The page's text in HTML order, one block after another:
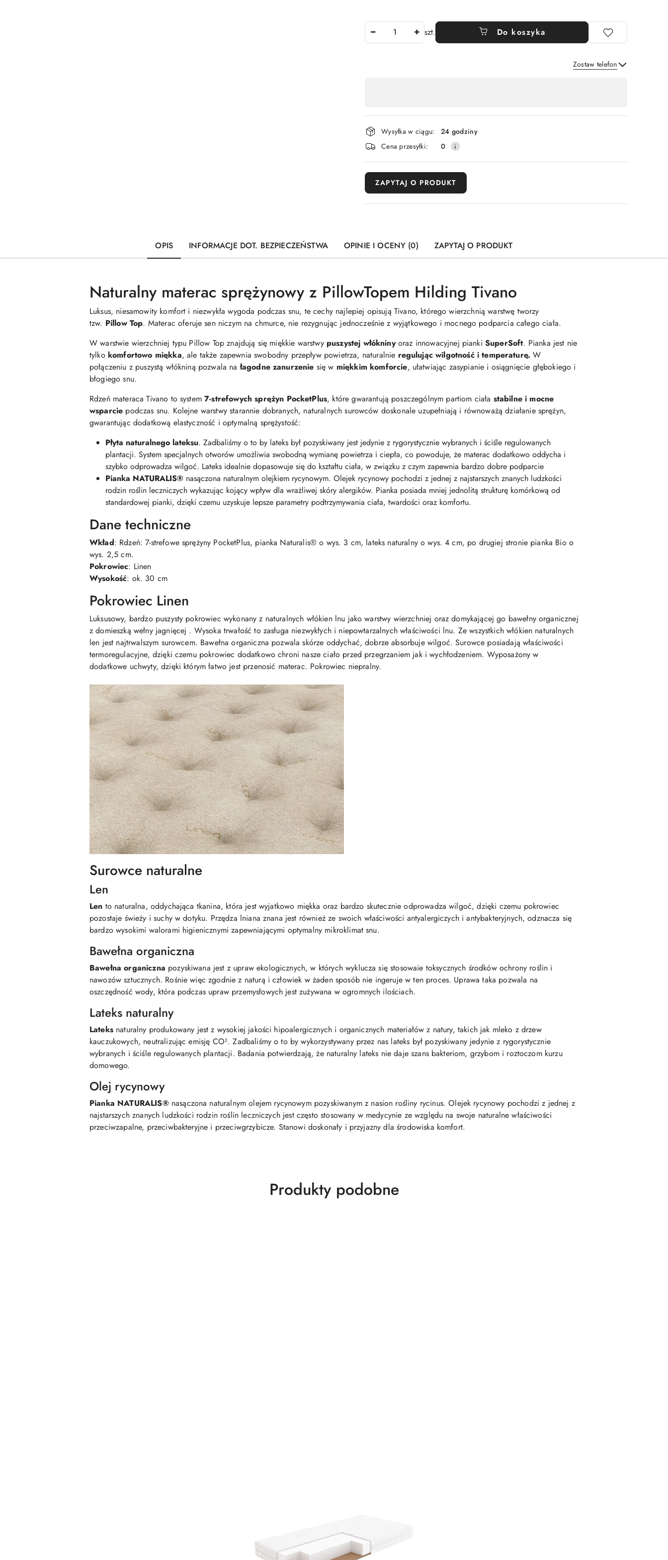
szt. Do koszyka
Zostaw telefon
płatność
i
dostawa
Wysyłka w ciągu:
24 godziny
Cena przesyłki:
0
ZAPYTAJ O PRODUKT
OPIS INFORMACJE DOT. BEZPIECZEŃSTWA OPINIE I OCENY (0) ZAPYTAJ O PRODUKT
Naturalny materac sprężynowy z PillowTopem Hilding Tivano
Luksus, niesamowity komfort i niezwykła wygoda podczas snu, te cechy najlepiej opisują Tivano, którego wierzchnią warstwę tworzy
tzw. Pillow Top. Materac oferuje sen niczym na chmurce, nie rezygnując jednocześnie z wyjątkowego i mocnego podparcia całego ciała.
W warstwie wierzchniej typu Pillow Top znajdują się miękkie warstwy puszystej włókniny oraz innowacyjnej pianki SuperSoft. Pianka jest nie
tylko komfortowo miękka, ale także zapewnia swobodny przepływ powietrza, naturalnie regulując wilgotność i temperaturę. W
połączeniu z puszystą włókniną pozwala na łagodne zanurzenie się w miękkim komforcie, ułatwiając zasypianie i osiągnięcie głębokiego i
błogiego snu.
Rdzeń materaca Tivano to system 7-strefowych sprężyn PocketPlus, które gwarantują poszczególnym partiom ciała stabilne i mocne
wsparcie podczas snu. Kolejne warstwy starannie dobranych, naturalnych surowców doskonale uzupełniają i równoważą działanie sprężyn,
gwarantując dodatkową elastyczność i optymalną sprężystość:
Płyta naturalnego lateksu. Zadbaliśmy o to by lateks był pozyskiwany jest jedynie z rygorystycznie wybranych i ściśle regulowanych
plantacji. System specjalnych otworów umożliwia swobodną wymianę powietrza i ciepła, co powoduje, że materac dodatkowo oddycha i
szybko odprowadza wilgoć. Lateks idealnie dopasowuje się do kształtu ciała, w związku z czym zapewnia bardzo dobre podparcie
Pianka NATURALIS® nasączona naturalnym olejkiem rycynowym. Olejek rycynowy pochodzi z jednej z najstarszych znanych ludzkości
rodzin roślin leczniczych wykazując kojący wpływ dla wrażliwej skóry alergików. Pianka posiada mniej jednolitą strukturę komórkową od
standardowej pianki, dzięki czemu uzyskuje lepsze parametry podtrzymywania ciała, twardości oraz komfortu.
Dane techniczne
Wkład: Rdzeń: 7-strefowe sprężyny PocketPlus, pianka Naturalis® o wys. 3 cm, lateks naturalny o wys. 4 cm, po drugiej stronie pianka Bio o
wys. 2,5 cm.
Pokrowiec: Linen
Wysokość: ok. 30 cm
Pokrowiec Linen
Luksusowy, bardzo puszysty pokrowiec wykonany z naturalnych włókien lnu jako warstwy wierzchniej oraz domykającej go bawełny organicznej
z domieszką wełny jagnięcej . Wysoka trwałość to zasługa niezwykłych i niepowtarzalnych właściwości lnu. Ze wszystkich włókien naturalnych
len jest najtrwalszym surowcem. Bawełna organiczna pozwala skórze oddychać, dobrze absorbuje wilgoć. Surowce posiadają właściwości
termoregulacyjne, dzięki czemu pokrowiec dodatkowo chroni nasze ciało przed przegrzaniem jak i wychłodzeniem. Wyposażony w
dodatkowe uchwyty, dzięki którym łatwo jest przenosić materac. Pokrowiec niepralny.
Surowce naturalne
Len
Len to naturalna, oddychająca tkanina, która jest wyjatkowo miękka oraz bardzo skutecznie odprowadza wilgoć, dzięki czemu pokrowiec
pozostaje świeży i suchy w dotyku. Przędza lniana znana jest również ze swoich właściwości antyalergiczych i antybakteryjnych, odznacza się
bardzo wysokimi walorami higienicznymi zapewniającymi optymalny mikroklimat snu.
Bawełna organiczna
Bawełna organiczna pozyskiwana jest z upraw ekologicznych, w których wyklucza się stosowaie toksycznych środków ochrony roślin i
nawozów sztucznych. Rośnie więc zgodnie z naturą i człowiek w żaden sposób nie ingeruje w ten proces. Uprawa taka pozwala na
oszczędność wody, która podczas upraw przemysłowych jest zużywana w ogromnych ilościach.
Lateks naturalny
Lateksnaturalny produkowany jest z wysokiej jakości hipoalergicznych i organicznych materiałów z natury, takich jak mleko z drzew
kauczukowych, neutralizując emisję CO². Zadbaliśmy o to by wykorzystywany przez nas lateks był pozyskiwany jedynie z rygorystycznie
wybranych i ściśle regulowanych plantacji. Badania potwierdzają, że naturalny lateks nie daje szans bakteriom, grzybom i roztoczom kurzu
domowego.
Olej rycynowy
Pianka NATURALIS®nasączona naturalnym olejem rycynowym pozyskiwanym z nasion rośliny rycinus. Olejek rycynowy pochodzi z jednej z
najstarszych znanych ludzkości rodzin roślin leczniczych jest często stosowany w medycynie ze względu na swoje naturalne właściwości
przeciwzapalne, przeciwbakteryjne i przeciwgrzybicze. Stanowi doskonały i przyjazny dla środowiska komfort.
Produkty
Produkty podobne